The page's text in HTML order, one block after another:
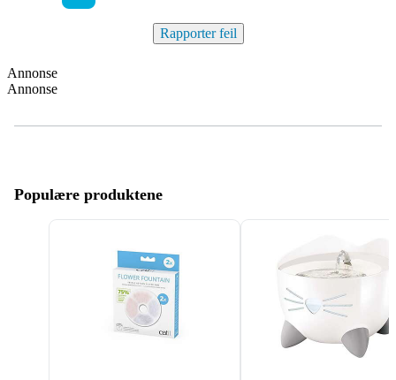
Rapporter feil
Annonse
Annonse
Populære produktene